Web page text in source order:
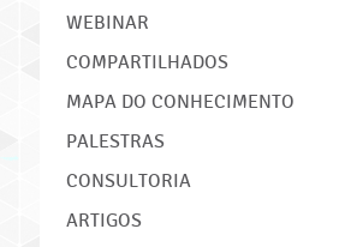
WEBINAR
COMPARTILHADOS
MAPA DO CONHECIMENTO
PALESTRAS
CONSULTORIA
ARTIGOS